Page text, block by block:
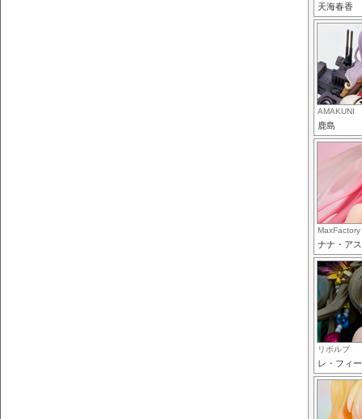
天海春香
AMAKUNI
鹿島
MaxFactory
ナナ・ア
リボルブ
レ・フィ